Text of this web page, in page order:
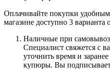
Оплачивайте покупки
магазине доступно 3 варианта
Наличные при
Специалист свяжется с
уточнить время и
купюры. Вы